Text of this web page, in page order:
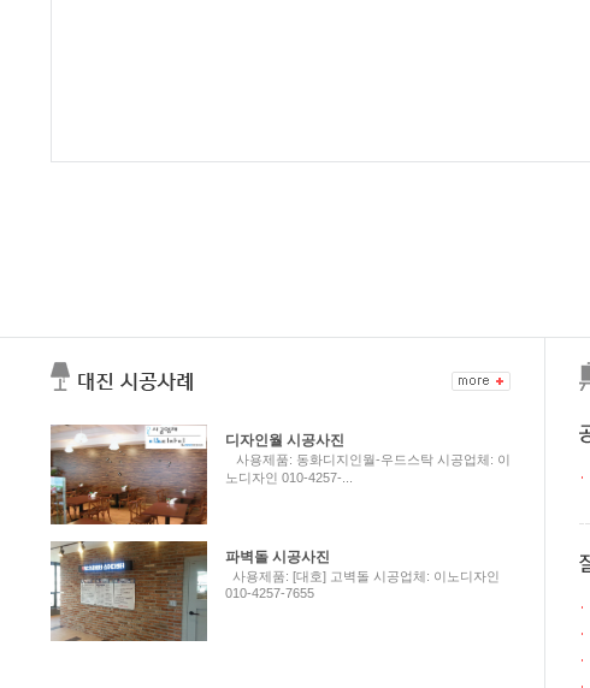
디자인월 시공사진
사용제품: 동화디지인월-우드스탁 시공업체: 이
노디자인 010-4257-...
파벽돌 시공사진
사용제품: [대호] 고벽돌 시공업체: 이노디자인
010-4257-7655